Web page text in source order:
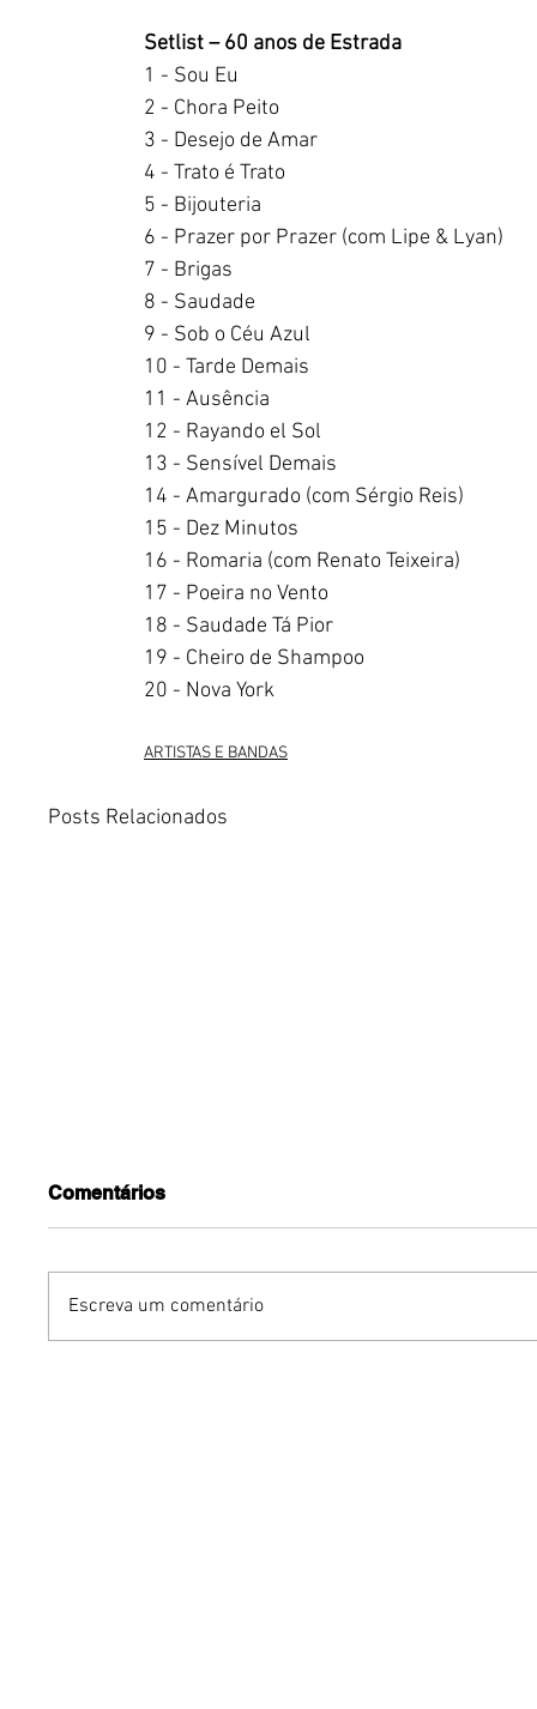
Setlist – 60 anos de Estrada
1 - Sou Eu
2 - Chora Peito
3 - Desejo de Amar
4 - Trato é Trato
5 - Bijouteria
6 - Prazer por Prazer (com Lipe & Lyan)
7 - Brigas
8 - Saudade
9 - Sob o Céu Azul
10 - Tarde Demais
11 - Ausência
12 - Rayando el Sol
13 - Sensível Demais
14 - Amargurado (com Sérgio Reis)
15 - Dez Minutos
16 - Romaria (com Renato Teixeira)
17 - Poeira no Vento
18 - Saudade Tá Pior
19 - Cheiro de Shampoo
20 - Nova York
ARTISTAS E BANDAS
Posts Relacionados
Comentários
Escreva um comentário